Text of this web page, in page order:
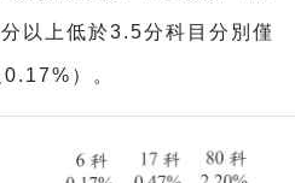
分以上低於3.5分科目分別僅
0.17% ）。